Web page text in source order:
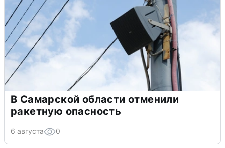
В Самарской области отменили
ракетную опасность
6 августа 0